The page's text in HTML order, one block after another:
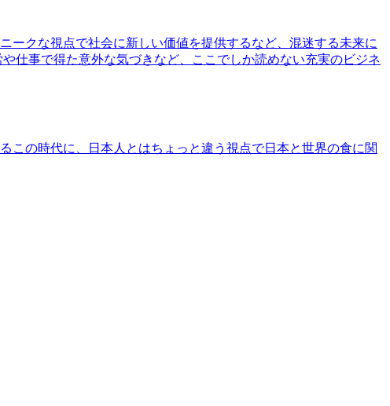
ークな視点で社会に新しい価値を提供するなど、混迷する未来に
仕事で得た意外な気づきなど、ここでしか読めない充実のビジネ
この時代に、日本人とはちょっと違う視点で日本と世界の食に関